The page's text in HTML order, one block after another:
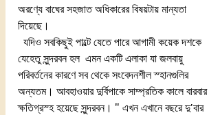
অরণ্যে বাঘের সহজাত অধিকারের বিষয়টায় মান্যতা
দিয়েছে।
যেহেতু সুন্দরবন হল  এমন একটি এলাকা যা জলবায়ু
পরিবর্তনের কারণে সব থেকে সংবেদনশীল স্হানগুলির
অন্যতম। আবহাওয়ার দুর্বিপাকে সাম্প্রতিক কালে বারবার
ক্ষতিগ্রস্হ হয়েছে সুন্দরবন। " এখন এখানে বছরে দু'বার